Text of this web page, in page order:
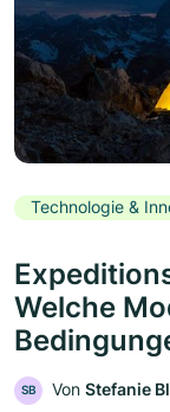
Technologie &
Welche
SB Von Stefanie